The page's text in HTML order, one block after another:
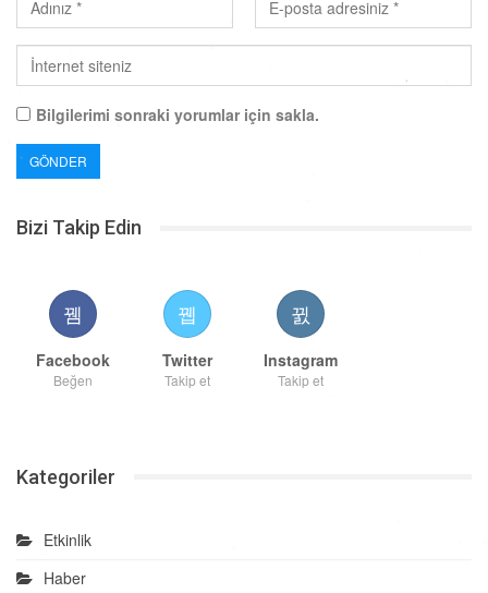
Bilgilerimi sonraki yorumlar için sakla.
Bizi Takip Edin
Facebook
Beğen
Twitter
Takip et
Instagram
Takip et
Kategoriler
Etkinlik
Haber